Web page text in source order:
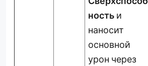
ность и
наносит
основной
урон через